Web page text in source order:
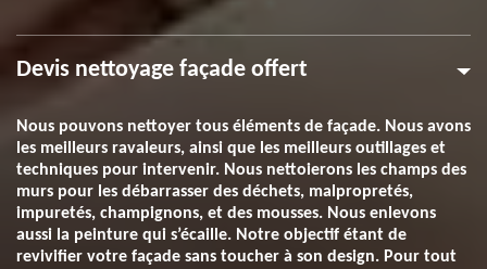
Devis nettoyage façade offert
Nous pouvons nettoyer tous éléments de façade. Nous avons
les meilleurs ravaleurs, ainsi que les meilleurs outillages et
techniques pour intervenir. Nous nettoierons les champs des
murs pour les débarrasser des déchets, malpropretés,
impuretés, champignons, et des mousses. Nous enlevons
aussi la peinture qui s’écaille. Notre objectif étant de
revivifier votre façade sans toucher à son design. Pour tout